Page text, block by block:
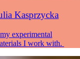
Kasprzycka
experimental
I work with.